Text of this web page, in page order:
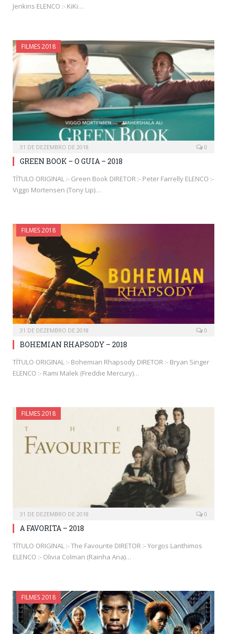
Jenkins ELENCO :- KiKi…
FILMES 2018
31 DE DEZEMBRO DE 2018 0
GREEN BOOK – O GUIA – 2018
TÍTULO ORIGINAL :- Green Book DIRETOR :- Peter Farrelly ELENCO :-
Viggo Mortensen (Tony Lip)…
FILMES 2018
31 DE DEZEMBRO DE 2018 0
BOHEMIAN RHAPSODY – 2018
TÍTULO ORIGINAL :- Bohemian Rhapsody DIRETOR :- Bryan Singer
ELENCO :- Rami Malek (Freddie Mercury)…
FILMES 2018
31 DE DEZEMBRO DE 2018 0
A FAVORITA – 2018
TÍTULO ORIGINAL :- The Favourite DIRETOR :- Yorgos Lanthimos
ELENCO :- Olivia Colman (Rainha Ana)…
FILMES 2018